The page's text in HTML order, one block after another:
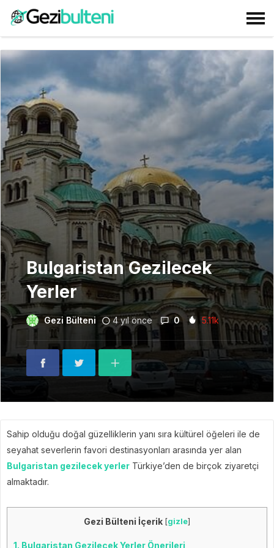
Bulgaristan Gezilecek
Yerler
Gezi Bülteni 4 yıl önce 0 5.11k
Sahip olduğu doğal güzelliklerin yanı sıra kültürel öğeleri ile de
seyahat severlerin favori destinasyonları arasında yer alan
Bulgaristan gezilecek yerler Türkiye’den de birçok ziyaretçi
almaktadır.
Gezi Bülteni İçerik [gizle]
1. Bulgaristan Gezilecek Yerler Önerileri